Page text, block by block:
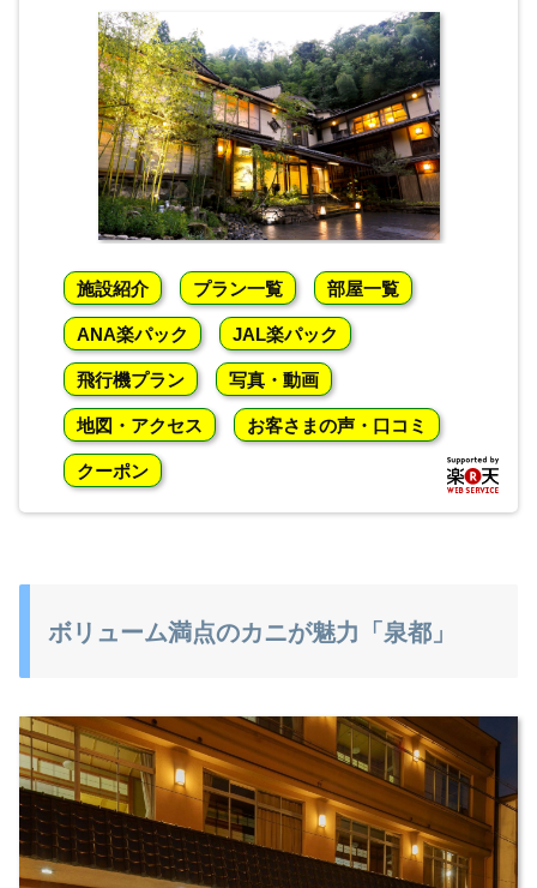
施設紹介 プラン一覧 部屋一覧
ANA楽パック JAL楽パック
飛行機プラン 写真・動画
地図・アクセス お客さまの声・口コミ
クーポン
ボリューム満点のカニが魅力「泉都」